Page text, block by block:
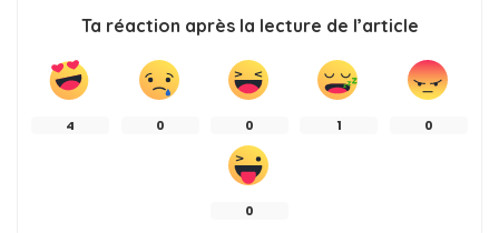
Ta réaction après la lecture de l’article
4 0 0 1 0
0